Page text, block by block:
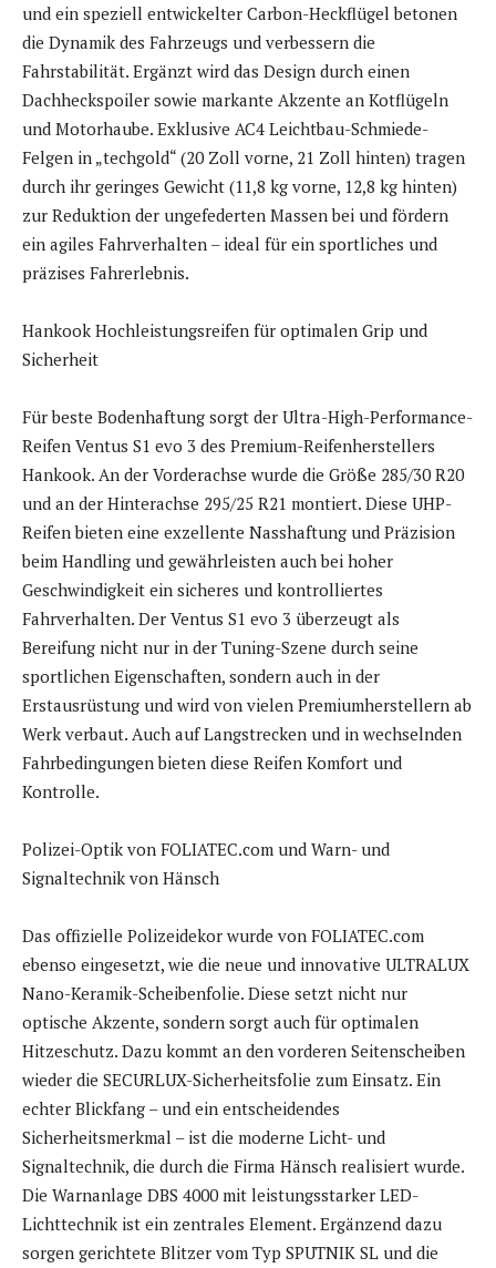
und ein speziell entwickelter Carbon-Heckflügel betonen
die Dynamik des Fahrzeugs und verbessern die
Fahrstabilität. Ergänzt wird das Design durch einen
Dachheckspoiler sowie markante Akzente an Kotflügeln
und Motorhaube. Exklusive AC4 Leichtbau-Schmiede-
Felgen in „techgold“ (20 Zoll vorne, 21 Zoll hinten) tragen
durch ihr geringes Gewicht (11,8 kg vorne, 12,8 kg hinten)
zur Reduktion der ungefederten Massen bei und fördern
ein agiles Fahrverhalten – ideal für ein sportliches und
präzises Fahrerlebnis.
Hankook Hochleistungsreifen für optimalen Grip und
Sicherheit
Für beste Bodenhaftung sorgt der Ultra-High-Performance-
Reifen Ventus S1 evo 3 des Premium-Reifenherstellers
Hankook. An der Vorderachse wurde die Größe 285/30 R20
und an der Hinterachse 295/25 R21 montiert. Diese UHP-
Reifen bieten eine exzellente Nasshaftung und Präzision
beim Handling und gewährleisten auch bei hoher
Geschwindigkeit ein sicheres und kontrolliertes
Fahrverhalten. Der Ventus S1 evo 3 überzeugt als
Bereifung nicht nur in der Tuning-Szene durch seine
sportlichen Eigenschaften, sondern auch in der
Erstausrüstung und wird von vielen Premiumherstellern ab
Werk verbaut. Auch auf Langstrecken und in wechselnden
Fahrbedingungen bieten diese Reifen Komfort und
Kontrolle.
Polizei-Optik von FOLIATEC.com und Warn- und
Signaltechnik von Hänsch
Das offizielle Polizeidekor wurde von FOLIATEC.com
ebenso eingesetzt, wie die neue und innovative ULTRALUX
Nano-Keramik-Scheibenfolie. Diese setzt nicht nur
optische Akzente, sondern sorgt auch für optimalen
Hitzeschutz. Dazu kommt an den vorderen Seitenscheiben
wieder die SECURLUX-Sicherheitsfolie zum Einsatz. Ein
echter Blickfang – und ein entscheidendes
Sicherheitsmerkmal – ist die moderne Licht- und
Signaltechnik, die durch die Firma Hänsch realisiert wurde.
Die Warnanlage DBS 4000 mit leistungsstarker LED-
Lichttechnik ist ein zentrales Element. Ergänzend dazu
sorgen gerichtete Blitzer vom Typ SPUTNIK SL und die